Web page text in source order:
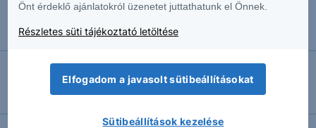
S&P 500: Kitört
2026.08.07. 15:17
Nasdaq: Falba ütközött
Önt érdeklő ajánlatokról üzenetet juttathatunk el Önnek.
Részletes süti tájékoztató letöltése
Elfogadom a javasolt sütibeállításokat
Sütibeállítások kezelése